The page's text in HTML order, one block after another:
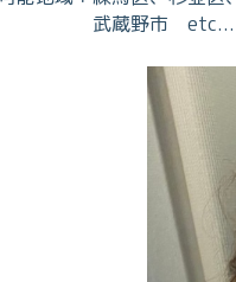
蔵野市 etc...